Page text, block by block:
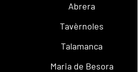
Abrera
Tavèrnoles
Talamanca
Maria de Besora